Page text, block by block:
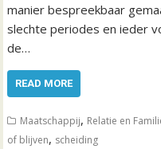
manier bespreekbaar
slechte periodes en ieder
de…
READ MORE
Maatschappij, Relatie en
of blijven, scheiding